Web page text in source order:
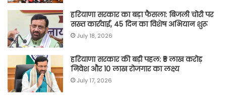
हरियाणा सरकार का बड़ा फैसला: बिजली चोरी पर
सख्त कार्रवाई, 45 दिन का विशेष अभियान शुरू
July 18, 2026
हरियाणा सरकार की बड़ी पहल: ₹5 लाख करोड़
निवेश और 10 लाख रोजगार का लक्ष्य
July 17, 2026